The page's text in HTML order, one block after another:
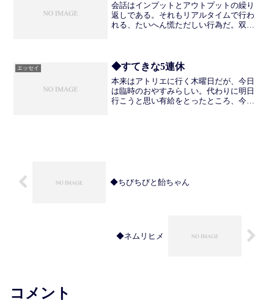
会話はインプットとアウトプットの繰り
返しである。それもリアルタイムで行わ
れる、たいへん慌ただしい行為だ。双方
行われるということが苦手...
エッセイ ◆すてきな5連休
本来はアトリエに行く木曜日だが、今日
は臨時のおやすみらしい。代わりに明日
行こうと思い有給をとったところ、今年
◆ちびちびと飴ちゃん
◆ネムリヒメ
コメント